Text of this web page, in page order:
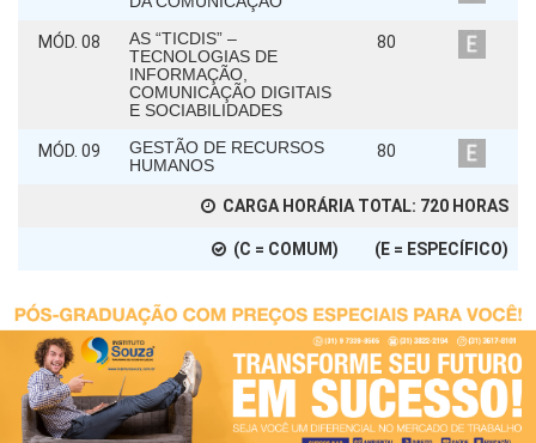
MÓD. 08
AS “TICDIS” –
TECNOLOGIAS DE
INFORMAÇÃO,
COMUNICAÇÃO DIGITAIS
E SOCIABILIDADES
80
MÓD. 09
GESTÃO DE RECURSOS
HUMANOS
80
CARGA HORÁRIA TOTAL: 720 HORAS
(C = COMUM) (E = ESPECÍFICO)